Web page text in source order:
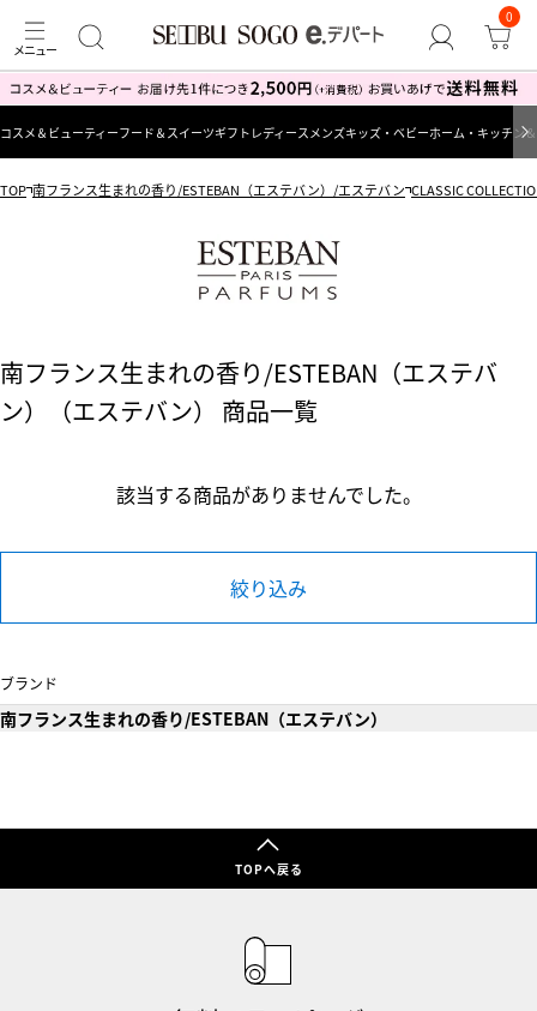
0
コスメ＆ビューティーフード＆スイーツギフト レディース メンズキッズ・ベビーホーム・キッチン
TOP 南フランス生まれの香り/ESTEBAN（エステバン）/エステバン CLASSIC
南フランス生まれの香り/ESTEBAN（エステバ
ン）（エステバン） 商品一覧
該当する商品がありませんでした。
絞り込み
ブランド
南フランス生まれの香り/ESTEBAN（エステバン）
TOPへ戻る